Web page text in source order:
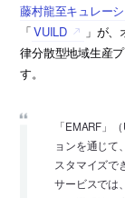
藤村龍至キュレー
「VUILD
」が
律分散型地域生産
す。
「EMARF」
ョンを通じて
スタマイズで
サービスでは